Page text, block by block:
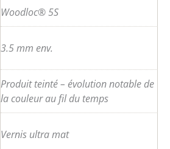
Woodloc® 5S
3.5 mm env.
Produit teinté – évolution notable de
la couleur au fil du temps
Vernis ultra mat